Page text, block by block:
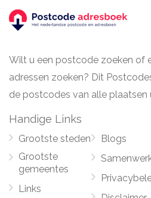
Wilt u een postcode zoeken of
adressen zoeken? Dit
de postcodes van alle plaatsen
Handige Links
Grootste steden
Grootste
gemeentes
Links
Blogs